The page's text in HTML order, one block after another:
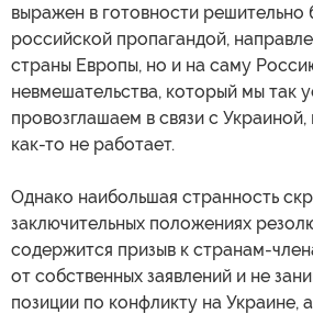
выражен в готовности решительно
российской пропагандой,
страны Европы, но и на саму
невмешательства, который мы так
провозглашаем в связи с
как-то не работает.
Однако наибольшая странность
заключительных положениях
содержится призыв к странам-
от собственных заявлений и не
позиции по конфликту на Украине,